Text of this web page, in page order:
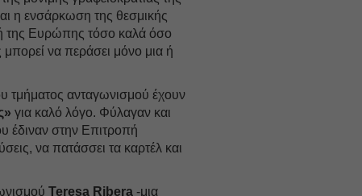
η ενσάρκωση της θεσμικής
της Ευρώπης τόσο καλά όσο
να περάσει μόνο μια ή
τμήματος ανταγωνισμού έχουν
για καλό λόγο. Φύλαγαν και
έδιναν στην Επιτροπή
να πατάσσει τα καρτέλ και
Teresa Ribera -μια